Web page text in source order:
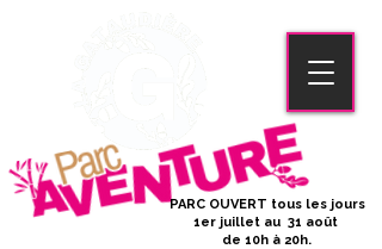
PARC OUVERT tous les jours
1er juillet au 31 août
de 10h à 20h.